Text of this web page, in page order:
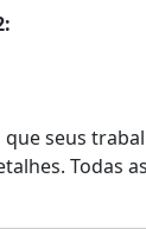
seus
Todas